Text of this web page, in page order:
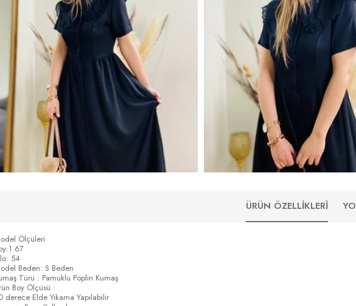
ÜRÜN ÖZELLIKLERI
Ölçüleri
54
Beden: S Beden
Türü : Pamuklu Poplin Kumaş
Boy Ölçüsü :
derece Elde Yıkama Yapılabilir